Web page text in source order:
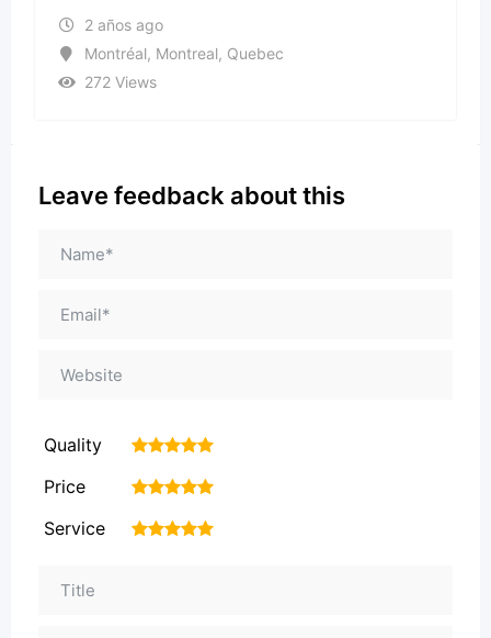
2 años ago
Montréal, Montreal, Quebec
272 Views
Leave feedback about this
Quality 5
4
3
2
Price 5
4
3
2
Service 5
4
3
2